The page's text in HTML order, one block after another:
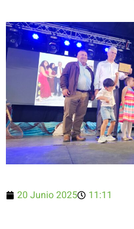
20 Junio 2025 11:11